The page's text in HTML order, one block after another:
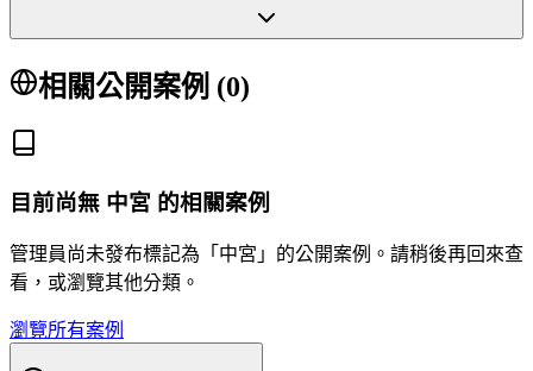
相關公開案例 (0)
目前尚無 中宮 的相關案例
管理員尚未發布標記為「 中宮 」的公開案例。請稍後再回來查
看，或瀏覽其他分類。
瀏覽所有案例